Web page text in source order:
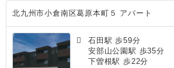
北九州市小倉南区葛原本町５ アパート
石田駅 歩59分
安部山公園駅 歩35分
下曽根駅 歩22分